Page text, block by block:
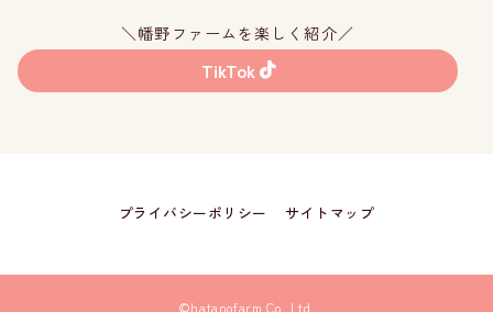
＼幡野ファームを楽しく紹介／
TikTok
プライバシーポリシー サイトマップ
©hatanofarm Co.,Ltd.